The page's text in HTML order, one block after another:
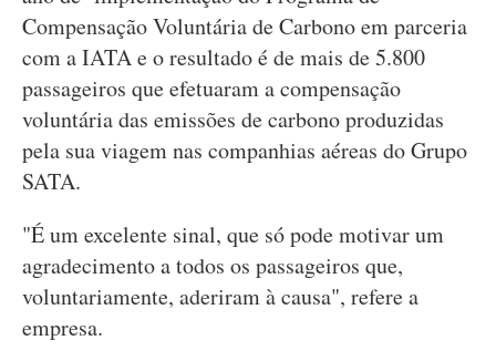
Compensação Voluntária de Carbono em parceria
com a IATA e o resultado é de mais de 5.800
passageiros que efetuaram a compensação
voluntária das emissões de carbono produzidas
pela sua viagem nas companhias aéreas do Grupo
SATA.
"É um excelente sinal, que só pode motivar um
agradecimento a todos os passageiros que,
voluntariamente, aderiram à causa", refere a
empresa.